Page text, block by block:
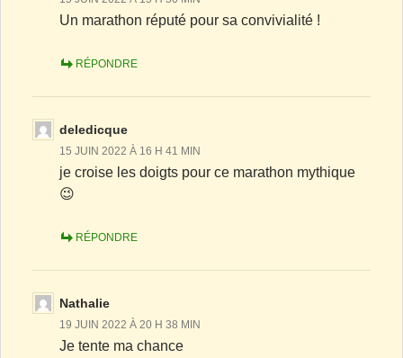
Un marathon réputé pour sa convivialité !
RÉPONDRE
deledicque
15 JUIN 2022 À 16 H 41 MIN
je croise les doigts pour ce marathon mythique
😉
RÉPONDRE
Nathalie
19 JUIN 2022 À 20 H 38 MIN
Je tente ma chance